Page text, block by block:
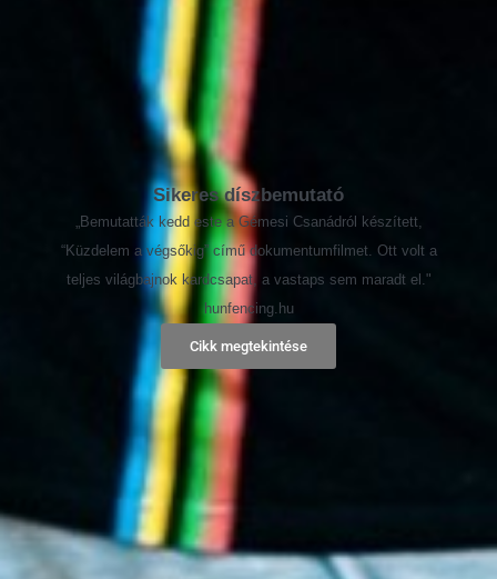
Sikeres díszbemutató
„Bemutatták kedd este a Gémesi Csanádról készített,
“Küzdelem a végsőkig” című dokumentumfilmet. Ott volt a
teljes világbajnok kardcsapat, a vastaps sem maradt el."
hunfencing.hu
Cikk megtekintése